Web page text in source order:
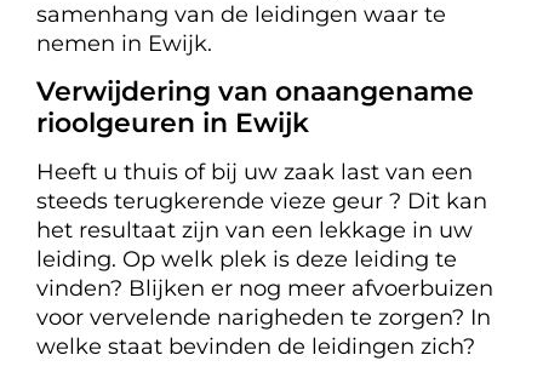
samenhang van de leidingen waar te
nemen in Ewijk.
Verwijdering van onaangename
rioolgeuren in Ewijk
Heeft u thuis of bij uw zaak last van een
steeds terugkerende vieze geur ? Dit kan
het resultaat zijn van een lekkage in uw
leiding. Op welk plek is deze leiding te
vinden? Blijken er nog meer afvoerbuizen
voor vervelende narigheden te zorgen? In
welke staat bevinden de leidingen zich?